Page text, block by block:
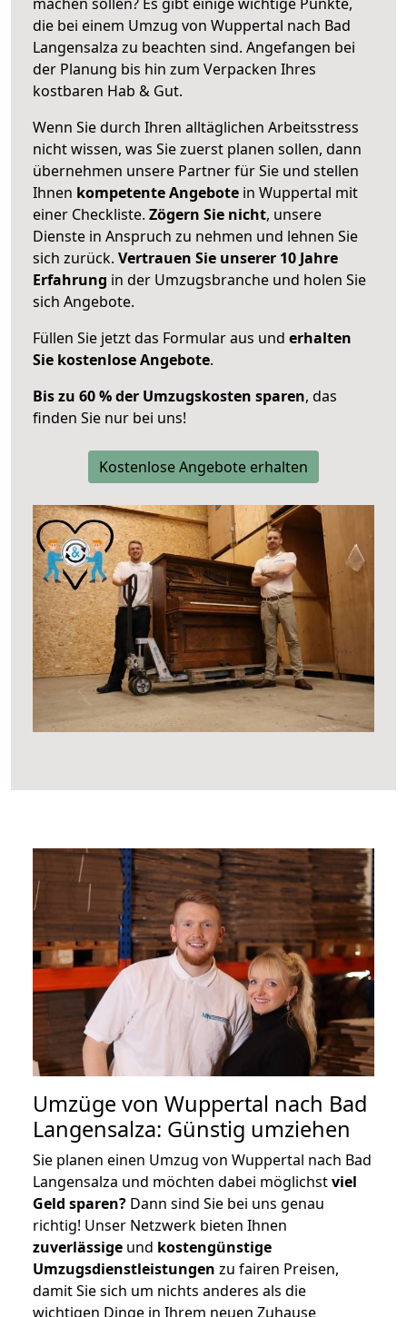
die bei einem Umzug von Wuppertal nach Bad
Langensalza zu beachten sind. Angefangen bei
der Planung bis hin zum Verpacken Ihres
kostbaren Hab & Gut.
Wenn Sie durch Ihren alltäglichen Arbeitsstress
nicht wissen, was Sie zuerst planen sollen, dann
übernehmen unsere Partner für Sie und stellen
Ihnen kompetente Angebote in Wuppertal mit
einer Checkliste. Zögern Sie nicht, unsere
Dienste in Anspruch zu nehmen und lehnen Sie
sich zurück. Vertrauen Sie unserer 10 Jahre
Erfahrung in der Umzugsbranche und holen Sie
sich Angebote.
Füllen Sie jetzt das Formular aus und erhalten
Sie kostenlose Angebote.
Bis zu 60 % der Umzugskosten sparen, das
finden Sie nur bei uns!
Kostenlose Angebote erhalten
Umzüge von Wuppertal nach Bad
Langensalza: Günstig umziehen
Sie planen einen Umzug von Wuppertal nach Bad
Langensalza und möchten dabei möglichstviel
Geld sparen? Dann sind Sie bei uns genau
richtig! Unser Netzwerk bieten Ihnen
zuverlässige und kostengünstige
Umzugsdienstleistungen zu fairen Preisen,
damit Sie sich um nichts anderes als die
wichtigen Dinge in Ihrem neuen Zuhause